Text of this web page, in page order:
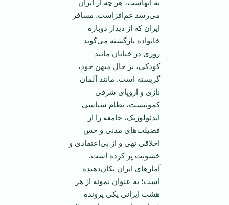
به آنهاست، هر چه از ایران
می‌رسد غم‌افزاست. مسافر
ایران که از دیدار دو‌باره
خانواده بازگشته می‌گوید
روزی در خیابان مانند
کودکی، بر حال میهن خود،
گریسته است. مانند آلمان
نازی و اروپای شرقی
کمونیست، نظام سیاسی
ایدئولوژیک، جامعه را از
فضیلت‌های مدنی و حس
اخلاقی تهی و از بی‌اعتقادی و
خشونت پر کرده است.
آمار‌های ایران تکان‌دهنده
است؛ به عنوان نمونه از هر
هشت ایرانی یکی پرونده